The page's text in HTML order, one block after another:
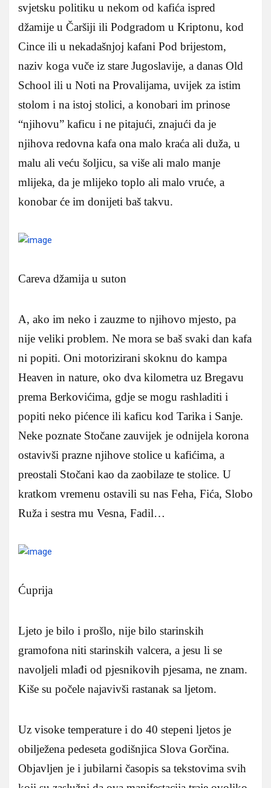
svjetsku politiku u nekom od kafića ispred
džamije u Čaršiji ili Podgradom u Kriptonu, kod
Cince ili u nekadašnjoj kafani Pod brijestom,
naziv koga vuče iz stare Jugoslavije, a danas Old
School ili u Noti na Provalijama, uvijek za istim
stolom i na istoj stolici, a konobari im prinose
“njihovu” kaficu i ne pitajući, znajući da je
njihova redovna kafa ona malo kraća ali duža, u
malu ali veću šoljicu, sa više ali malo manje
mlijeka, da je mlijeko toplo ali malo vruće, a
konobar će im donijeti baš takvu.
Careva džamija u suton
A, ako im neko i zauzme to njihovo mjesto, pa
nije veliki problem. Ne mora se baš svaki dan kafa
ni popiti. Oni motorizirani skoknu do kampa
Heaven in nature, oko dva kilometra uz Bregavu
prema Berkovićima, gdje se mogu rashladiti i
popiti neko pićence ili kaficu kod Tarika i Sanje.
Neke poznate Stočane zauvijek je odnijela korona
ostavivši prazne njihove stolice u kafićima, a
preostali Stočani kao da zaobilaze te stolice. U
kratkom vremenu ostavili su nas Feha, Fića, Slobo
Ruža i sestra mu Vesna, Fadil…
Ćuprija
Ljeto je bilo i prošlo, nije bilo starinskih
gramofona niti starinskih valcera, a jesu li se
navoljeli mlađi od pjesnikovih pjesama, ne znam.
Kiše su počele najavivši rastanak sa ljetom.
Uz visoke temperature i do 40 stepeni ljetos je
obilježena pedeseta godišnjica Slova Gorčina.
Objavljen je i jubilarni časopis sa tekstovima svih